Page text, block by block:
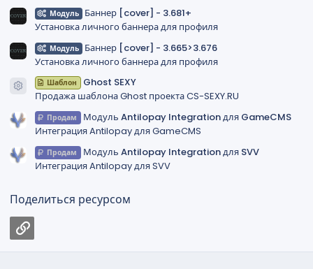
Модуль Баннер [cover] - 3.681+
Установка личного баннера для профиля
Модуль Баннер [cover] - 3.665>3.676
Установка личного баннера для профиля
Иконка ресурса
Шаблон
Ghost SEXY
Продажа шаблона Ghost проекта CS-SEXY.RU
Продам
Модуль Antilopay Integration для GameCMS
Интеграция Antilopay для GameCMS
Продам
Модуль Antilopay Integration для SVV
Интеграция Antilopay для SVV
Поделиться ресурсом